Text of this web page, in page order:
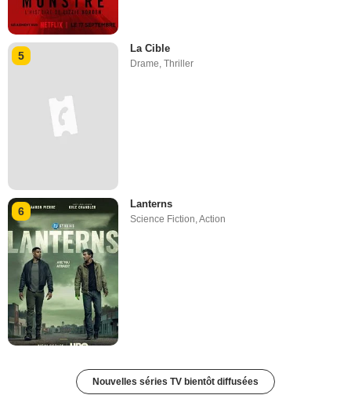
5
La Cible
Drame ,Thriller
6
Lanterns
Science Fiction,Action
Nouvelles séries TV bientôt diffusées